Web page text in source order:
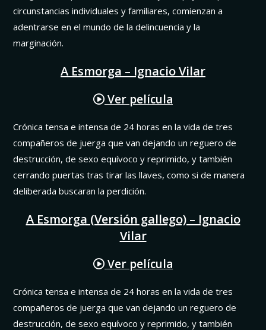
circunstancias individuales y familiares, comienzan a
adentrarse en el mundo de la delincuencia y la
marginación.
A Esmorga – Ignacio Vilar
Ver película
Crónica tensa e intensa de 24 horas en la vida de tres
compañeros de juerga que van dejando un reguero de
destrucción, de sexo equívoco y reprimido, y también
cerrando puertas tras tirar las llaves, como si de manera
deliberada buscaran la perdición.
A Esmorga (Versión gallego) – Ignacio
Vilar
Ver película
Crónica tensa e intensa de 24 horas en la vida de tres
compañeros de juerga que van dejando un reguero de
destrucción, de sexo equívoco y reprimido, y también